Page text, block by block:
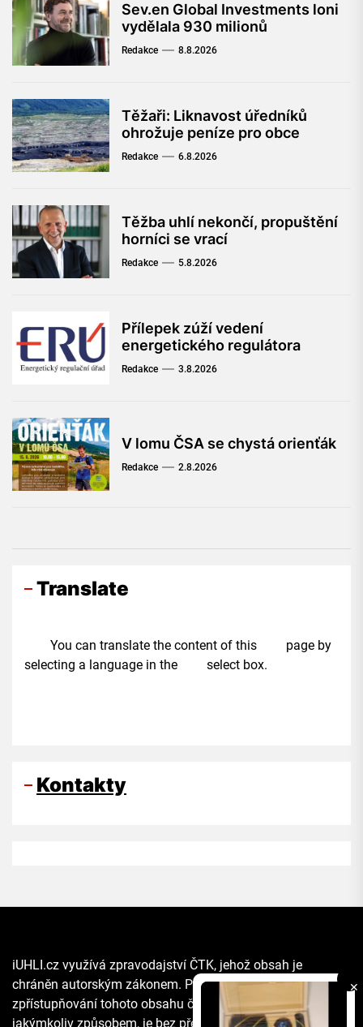
Sev.en Global Investments loni
vydělala 930 milionů
Redakce 8.8.2026
Těžaři: Liknavost úředníků
ohrožuje peníze pro obce
Redakce 6.8.2026
Těžba uhlí nekončí, propuštění
horníci se vrací
Redakce 5.8.2026
Přílepek zúží vedení
energetického regulátora
Redakce 3.8.2026
V lomu ČSA se chystá orienťák
Redakce 2.8.2026
Translate
You can translate the content of this page by
selecting a language in the select box.
Kontakty
✕
iUHLI.cz využívá zpravodajství ČTK, jehož obsah je
chráněn autorským zákonem. Přepis, šíření či další
zpřístupňování tohoto obsahu či jeho části veřejnosti, a to
jakýmkoliv způsobem, je bez předchozího souhlasu ČTK